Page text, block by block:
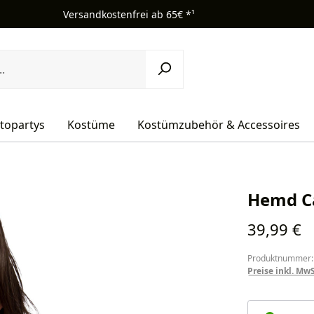
Versandkostenfrei ab 65€ *¹
Kostüme Kostümzubehör & Accessoires
Hemd
Regulärer
39,99 €
Preise inkl.